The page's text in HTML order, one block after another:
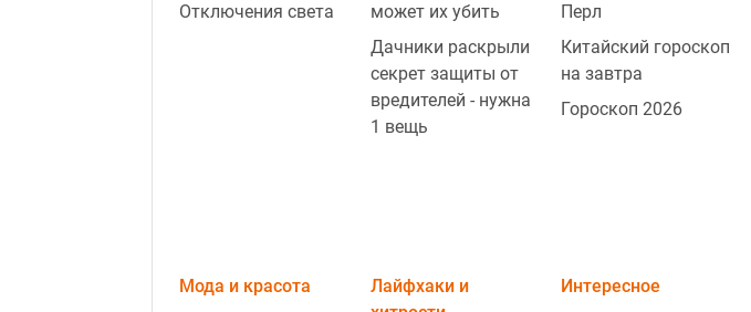
Отключения света
может их убить
Дачники раскрыли
секрет защиты от
вредителей - нужна
1 вещь
Перл
Китайский гороскоп
на завтра
Гороскоп 2026
Мода и красота
Лайфхаки и
Интересное